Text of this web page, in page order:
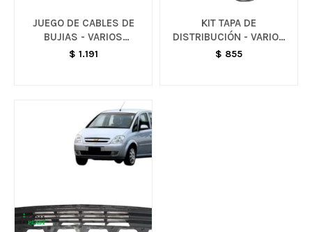
JUEGO DE CABLES DE
BUJIAS - VARIOS
MODELOS
$ 1.191
KIT TAPA DE
DISTRIBUCIÓN - VARIOS
MODELOS
$ 855